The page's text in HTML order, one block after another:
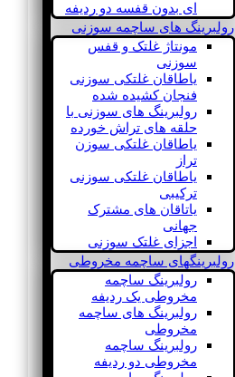
ای بدون قفسه دو ردیفه
رولبرینگ های ساچمه سوزنی
مونتاژ غلتک و قفس
سوزنی
یاطاقان غلتکی سوزنی
فنجان کشیده شده
رولبرینگ های سوزنی با
حلقه های تراش خورده
یاطاقان غلتکی سوزن
تراز
یاطاقان غلتکی سوزنی
ترکیبی
یاتاقان های مشترک
جهانی
اجزای غلتک سوزنی
رولبرینگهای ساچمه مخروطی
رولبرینگ ساچمه
مخروطی یک ردیفه
رولبرینگ های ساچمه
مخروطی
رولبرینگ ساچمه
مخروطی دو ردیفه